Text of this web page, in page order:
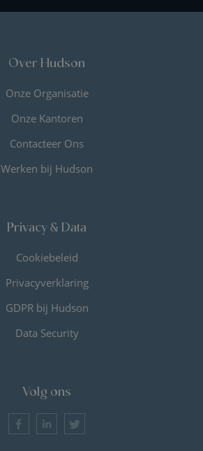
Over Hudson
Onze Organisatie
Onze Kantoren
Contacteer Ons
Werken bij Hudson
Privacy & Data
Cookiebeleid
Privacyverklaring
GDPR bij Hudson
Data Security
Volg ons